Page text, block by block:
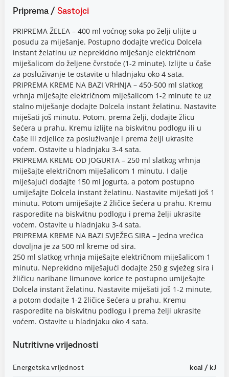
Priprema / Sastojci
PRIPREMA ŽELEA – 400 ml voćnog soka po želji ulijte u
posudu za miješanje. Postupno dodajte vrećicu Dolcela
instant želatinu uz neprekidno miješanje električnom
miješalicom do željene čvrstoće (1-2 minute). Izlijte u čaše
za posluživanje te ostavite u hladnjaku oko 4 sata.
PRIPREMA KREME NA BAZI VRHNJA – 450-500 ml slatkog
vrhnja miješajte električnom miješalicom 1-2 minute te uz
stalno miješanje dodajte Dolcela instant želatinu. Nastavite
miješati još minutu. Potom, prema želji, dodajte žlicu
šećera u prahu. Kremu izlijte na biskvitnu podlogu ili u
čaše ili zdjelice za posluživanje i prema želji ukrasite
voćem. Ostavite u hladnjaku 3-4 sata.
PRIPREMA KREME OD JOGURTA – 250 ml slatkog vrhnja
miješajte električnom miješalicom 1 minutu. I dalje
miješajući dodajte 150 ml jogurta, a potom postupno
umiješajte Dolcela instant želatinu. Nastavite miješati još 1
minutu. Potom umiješajte 2 žličice šećera u prahu. Kremu
rasporedite na biskvitnu podlogu i prema želji ukrasite
voćem. Ostavite u hladnjaku 3-4 sata.
PRIPREMA KREME NA BAZI SVJEŽEG SIRA – Jedna vrećica
dovoljna je za 500 ml kreme od sira.
250 ml slatkog vrhnja miješajte električnom miješalicom 1
minutu. Neprekidno miješajući dodajte 250 g svježeg sira i
žličicu naribane limunove korice te postupno umiješajte
Dolcela instant želatinu. Nastavite miješati još 1-2 minute,
a potom dodajte 1-2 žličice šećera u prahu. Kremu
rasporedite na biskvitnu podlogu i prema želji ukrasite
voćem. Ostavite u hladnjaku oko 4 sata.
Nutritivne vrijednosti
Energetska vrijednost kcal / kJ